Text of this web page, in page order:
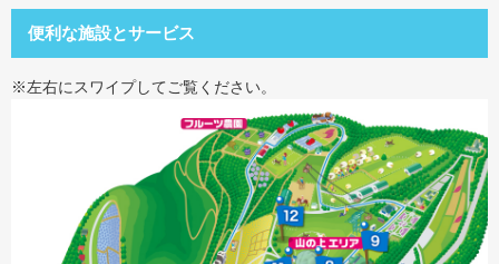
牧場で何ができる？
場内マップ
おすすめコース
団体プラン
便利な施設とサービス
※左右にスワイプしてご覧ください。